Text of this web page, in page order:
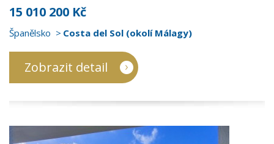
15 010 200 Kč
Španělsko Costa del Sol (okolí Málagy)
Zobrazit detail